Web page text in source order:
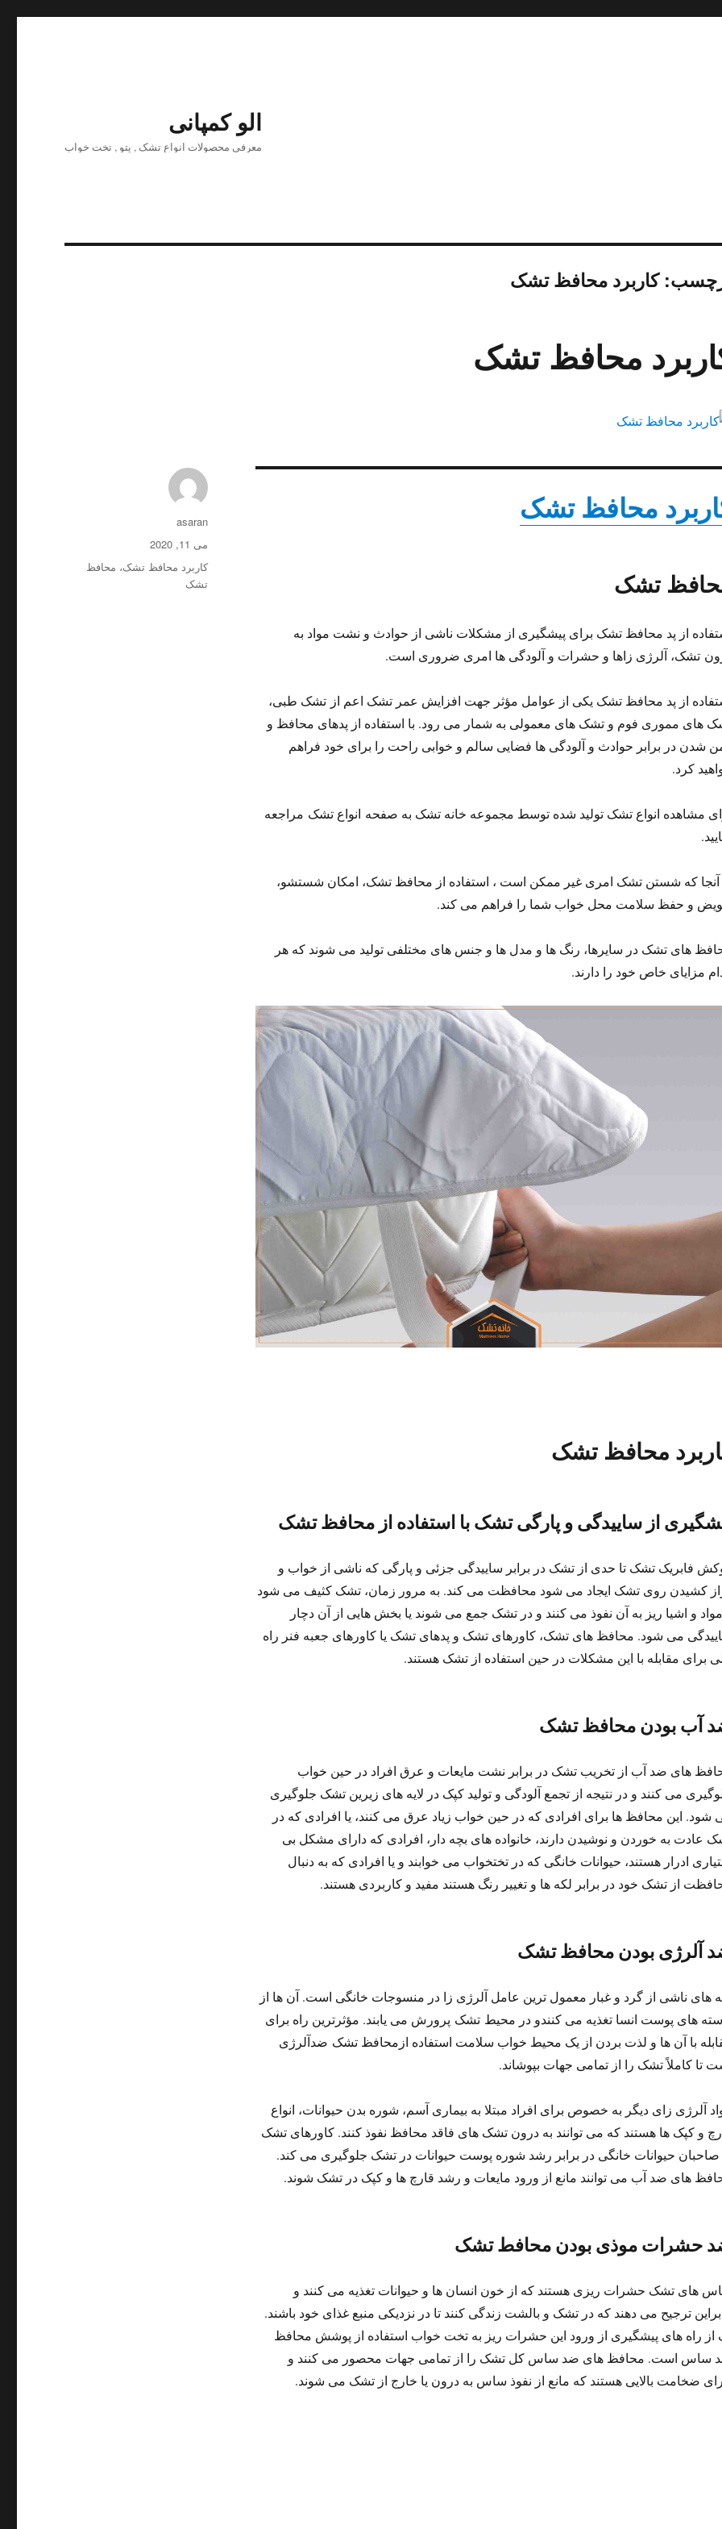
الو کمپانی
معرفی محصولات انواع تشک , پتو , تخت خواب
کاربرد محافظ تشک
محافظ تشک
محافظ تشک
تشک
از پد محافظ تشک برای پیشگیری از مشکلات ناشی از حوادث و نشت مواد به
تشک، آلرژی زاها و حشرات و آلودگی ها امری ضروری است.
از پد محافظ تشک یکی از عوامل مؤثر جهت افزایش عمر تشک اعم از تشک طبی،
های مموری فوم و تشک های معمولی به شمار می رود. با استفاده از پدهای محافظ و
شدن در برابر حوادث و آلودگی ها فضایی سالم و خوابی راحت را برای خود فراهم
کرد.
مشاهده انواع تشک تولید شده توسط مجموعه خانه تشک به صفحه انواع تشک مراجعه
آنجا که شستن تشک امری غیر ممکن است ، استفاده از محافظ تشک، امکان شستشو،
و حفظ سلامت محل خواب شما را فراهم می کند.
های تشک در سایرها، رنگ ها و مدل ها و جنس های مختلفی تولید می شوند که هر
مزایای خاص خود را دارند.
محافظ تشک
از ساییدگی و پارگی تشک با استفاده از محافظ تشک
فابریک تشک تا حدی از تشک در برابر ساییدگی جزئی و پارگی که ناشی از خواب و
کشیدن روی تشک ایجاد می شود محافظت می کند. به مرور زمان، تشک کثیف می شود
و اشیا ریز به آن نفوذ می کنند و در تشک جمع می شوند یا بخش هایی از آن دچار
می شود. محافظ های تشک، کاورهای تشک و پدهای تشک یا کاورهای جعبه فنر راه
برای مقابله با این مشکلات در حین استفاده از تشک هستند.
آب بودن محافظ تشک
های ضد آب از تخریب تشک در برابر نشت مایعات و عرق افراد در حین خواب
می کنند و در نتیجه از تجمع آلودگی و تولید کپک در لایه های زیرین تشک جلوگیری
شود. این محافظ ها برای افرادی که در حین خواب زیاد عرق می کنند، یا افرادی که در
عادت به خوردن و نوشیدن دارند، خانواده های بچه دار، افرادی که دارای مشکل بی
ادرار هستند، حیوانات خانگی که در تختخواب می خوابند و یا افرادی که به دنبال
از تشک خود در برابر لکه ها و تغییر رنگ هستند مفید و کاربردی هستند.
آلرژی بودن محافظ تشک
های ناشی از گرد و غبار معمول ترین عامل آلرژی زا در منسوجات خانگی است. آن ها از
های پوست انسا تغذیه می کنندو در محیط تشک پرورش می یابند. مؤثرترین راه برای
با آن ها و لذت بردن از یک محیط خواب سلامت استفاده ازمحافظ تشک ضدآلرژی
تا کاملاً تشک را از تمامی جهات بپوشاند.
آلرژی زای دیگر به خصوص برای افراد مبتلا به بیماری آسم، شوره بدن حیوانات، انواع
و کپک ها هستند که می توانند به درون تشک های فاقد محافظ نفوذ کنند. کاورهای تشک
صاحبان حیوانات خانگی در برابر رشد شوره پوست حیوانات در تشک جلوگیری می کند.
های ضد آب می توانند مانع از ورود مایعات و رشد قارچ ها و کپک در تشک شوند.
حشرات موذی بودن محافط تشک
های تشک حشرات ریزی هستند که از خون انسان ها و حیوانات تغذیه می کنند و
ترجیح می دهند که در تشک و بالشت زندگی کنند تا در نزدیکی منبع غذای خود باشند.
از راه های پیشگیری از ورود این حشرات ریز به تخت خواب استفاده از پوشش محافظ
ساس است. محافظ های ضد ساس کل تشک را از تمامی جهات محصور می کنند و
ضخامت بالایی هستند که مانع از نفوذ ساس به درون یا خارج از تشک می شوند.
نویسنده
asaran
ارسال
شده
در
می 11, 2020
برچسب‌ها
کاربرد محافظ تشک، محافظ
تشک